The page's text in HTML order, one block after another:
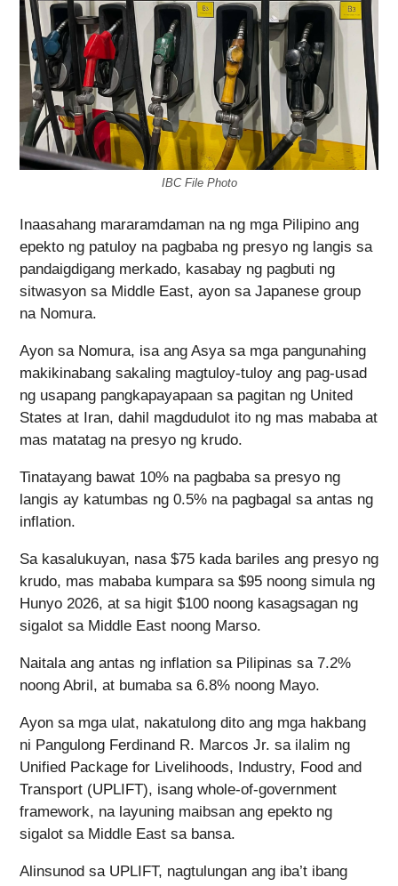
IBC File Photo
Inaasahang mararamdaman na ng mga Pilipino ang
epekto ng patuloy na pagbaba ng presyo ng langis sa
pandaigdigang merkado, kasabay ng pagbuti ng
sitwasyon sa Middle East, ayon sa Japanese group
na Nomura.
Ayon sa Nomura, isa ang Asya sa mga pangunahing
makikinabang sakaling magtuloy-tuloy ang pag-usad
ng usapang pangkapayapaan sa pagitan ng United
States at Iran, dahil magdudulot ito ng mas mababa at
mas matatag na presyo ng krudo.
Tinatayang bawat 10% na pagbaba sa presyo ng
langis ay katumbas ng 0.5% na pagbagal sa antas ng
inflation.
Sa kasalukuyan, nasa $75 kada bariles ang presyo ng
krudo, mas mababa kumpara sa $95 noong simula ng
Hunyo 2026, at sa higit $100 noong kasagsagan ng
sigalot sa Middle East noong Marso.
Naitala ang antas ng inflation sa Pilipinas sa 7.2%
noong Abril, at bumaba sa 6.8% noong Mayo.
Ayon sa mga ulat, nakatulong dito ang mga hakbang
ni Pangulong Ferdinand R. Marcos Jr. sa ilalim ng
Unified Package for Livelihoods, Industry, Food and
Transport (UPLIFT), isang whole-of-government
framework, na layuning maibsan ang epekto ng
sigalot sa Middle East sa bansa.
Alinsunod sa UPLIFT, nagtulungan ang iba’t ibang